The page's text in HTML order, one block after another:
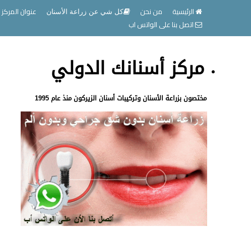
الرئيسية من نحن كل شي عن زراعة الأسنان
عنوان المركز
اتصل بنا على الواتس اب
مركز أسنانك الدولي
مختصون بزراعة الأسنان وتركيبات أسنان الزيركون منذ عام 1995